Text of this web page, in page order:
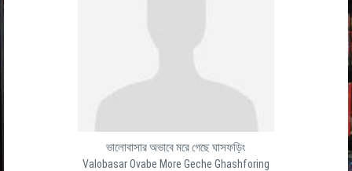
ভালোবাসার অভাবে মরে গেছে ঘাসফড়িং
Valobasar Ovabe More Geche Ghashforing